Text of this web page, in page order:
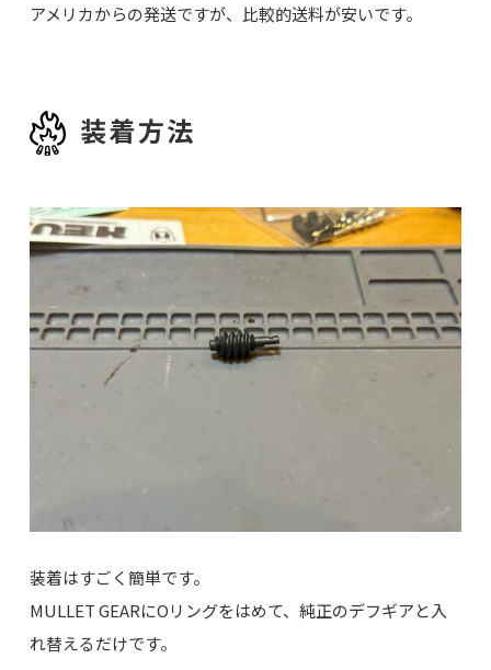
アメリカからの発送ですが、比較的送料が安いです。
装着方法
装着はすごく簡単です。
MULLET GEARにOリングをはめて、純正のデフギアと入
れ替えるだけです。